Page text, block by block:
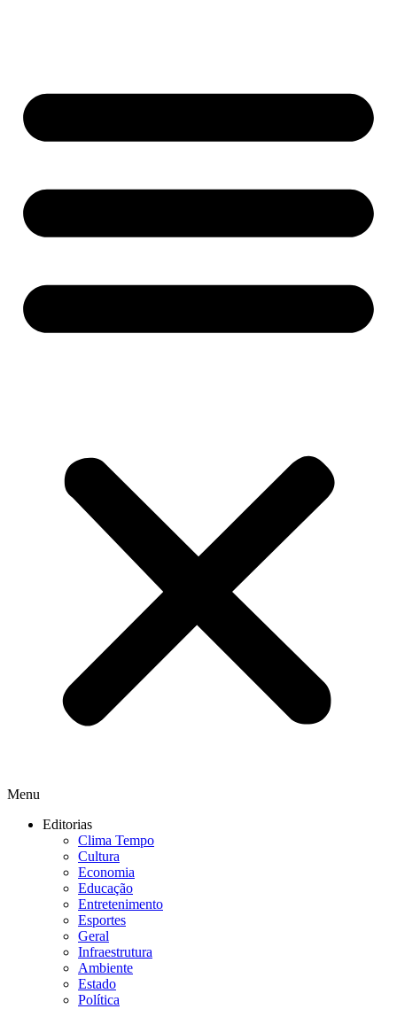
Menu
Editorias
Clima Tempo
Cultura
Economia
Educação
Entretenimento
Esportes
Geral
Infraestrutura
Ambiente
Estado
Política